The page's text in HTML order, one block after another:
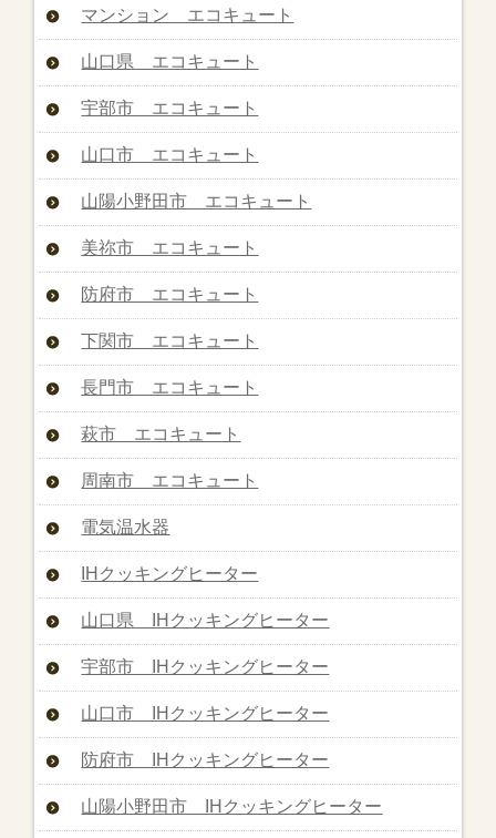
マンション エコキュート
山口県 エコキュート
宇部市 エコキュート
山口市 エコキュート
山陽小野田市 エコキュート
美祢市 エコキュート
防府市 エコキュート
下関市 エコキュート
長門市 エコキュート
萩市 エコキュート
周南市 エコキュート
電気温水器
IHクッキングヒーター
山口県 IHクッキングヒーター
宇部市 IHクッキングヒーター
山口市 IHクッキングヒーター
防府市 IHクッキングヒーター
山陽小野田市 IHクッキングヒーター